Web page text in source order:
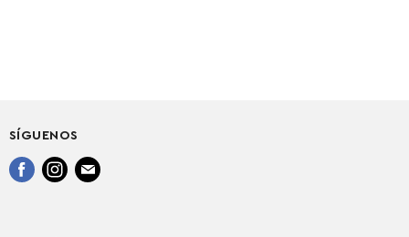
SÍGUENOS
Encuéntrenos
Encuéntrenos
Encuéntrenos